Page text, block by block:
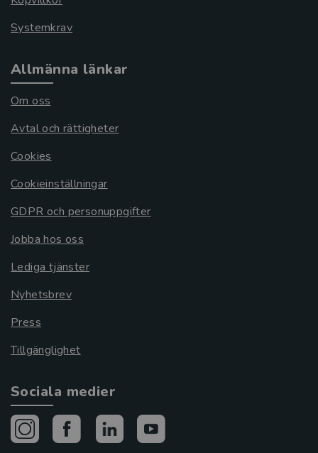
Systemkrav
Allmänna länkar
Om oss
Avtal och rättigheter
Cookies
Cookieinställningar
GDPR och personuppgifter
Jobba hos oss
Lediga tjänster
Nyhetsbrev
Press
Tillgänglighet
Sociala medier